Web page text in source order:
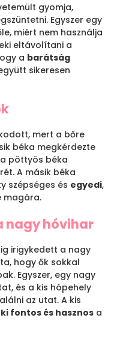
gyomja,
Egyszer egy
miért nem használja
eltávolítani a
a barátság
sikeresen
mert a bőre
béka megkérdezte
pöttyös béka
A másik béka
szépséges és egyedi,
magára.
nagy hóvihar
irigykedett a nagy
hogy ők sokkal
Egyszer, egy nagy
és a kis hópehely
az utat. A kis
fontos és hasznos a